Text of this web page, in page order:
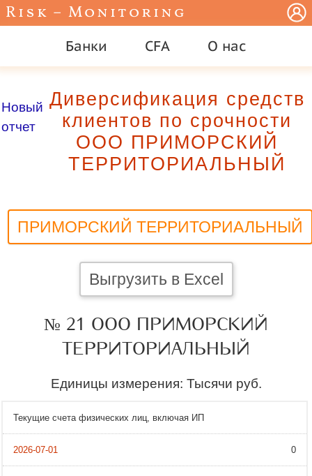
Risk – Monitoring
Банки CFA О нас
Новый
отчет
Диверсификация средств
клиентов по срочности
ООО ПРИМОРСКИЙ
ТЕРРИТОРИАЛЬНЫЙ
ПРИМОРСКИЙ ТЕРРИТОРИАЛЬНЫЙ
Выгрузить в Excel
№ 21 ООО ПРИМОРСКИЙ
ТЕРРИТОРИАЛЬНЫЙ
Единицы измерения: Тысячи руб.
Текущие счета физических лиц, включая ИП
0